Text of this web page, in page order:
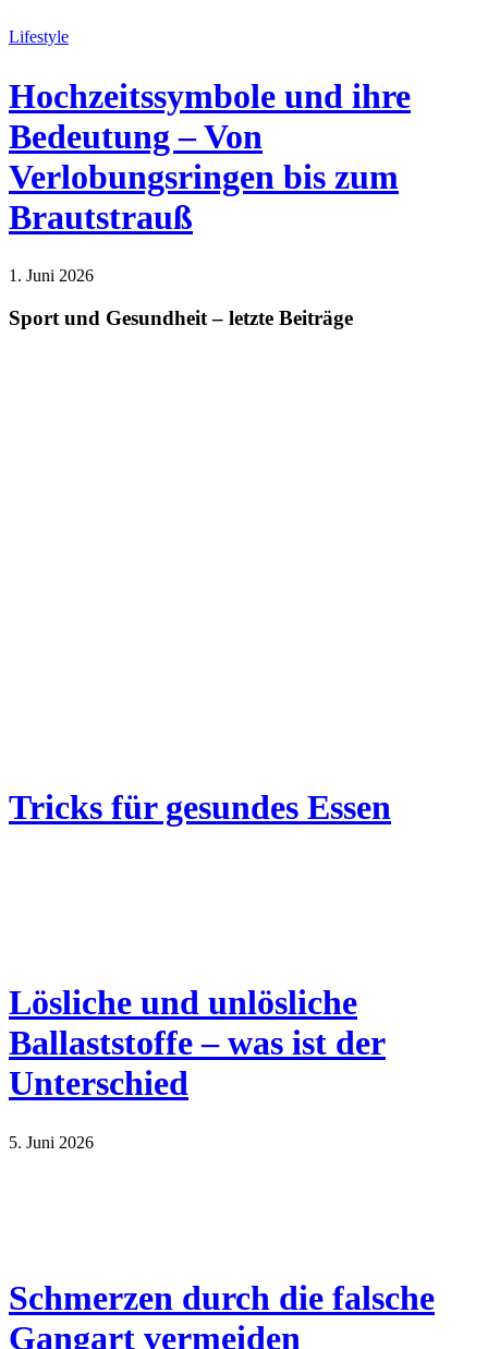
Lifestyle
Hochzeitssymbole und ihre
Bedeutung – Von
Verlobungsringen bis zum
Brautstrauß
1. Juni 2026
Sport und Gesundheit – letzte Beiträge
Tricks für gesundes Essen
Lösliche und unlösliche
Ballaststoffe – was ist der
Unterschied
5. Juni 2026
Schmerzen durch die falsche
Gangart vermeiden